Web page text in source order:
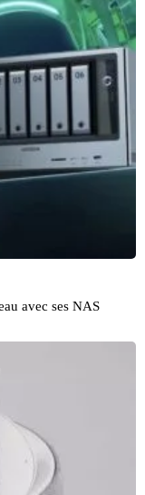
avec ses NAS